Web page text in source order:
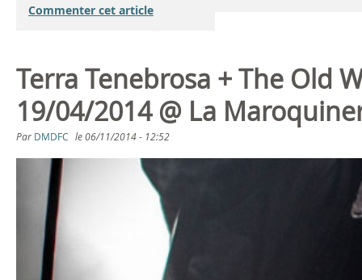
Commenter cet article
Terra Tenebrosa + The Old
19/04/2014 @ La
Par DMDFC le06/11/2014 - 12:52